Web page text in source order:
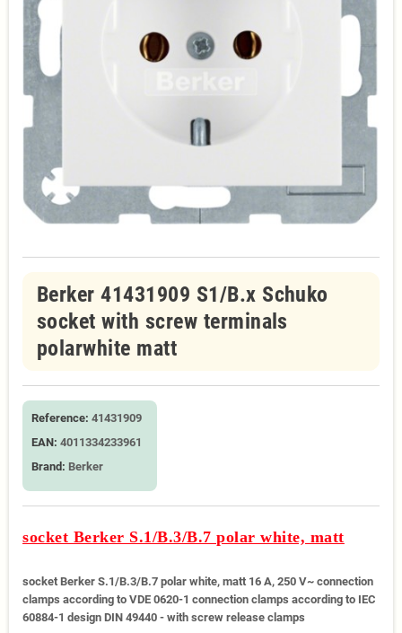
Berker 41431909 S1/B.x Schuko
socket with screw terminals
polarwhite matt
Reference: 41431909
EAN: 4011334233961
Brand: Berker
socket Berker S.1/B.3/B.7 polar white, matt
socket Berker S.1/B.3/B.7 polar white, matt 16 A, 250 V~ connection
clamps according to VDE 0620-1 connection clamps according to IEC
60884-1 design DIN 49440 - with screw release clamps